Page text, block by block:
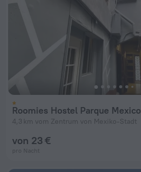
Roomies Hostel Parque Mexico
4,3 km vom Zentrum von Mexiko-Stadt
von 23 €
pro Nacht